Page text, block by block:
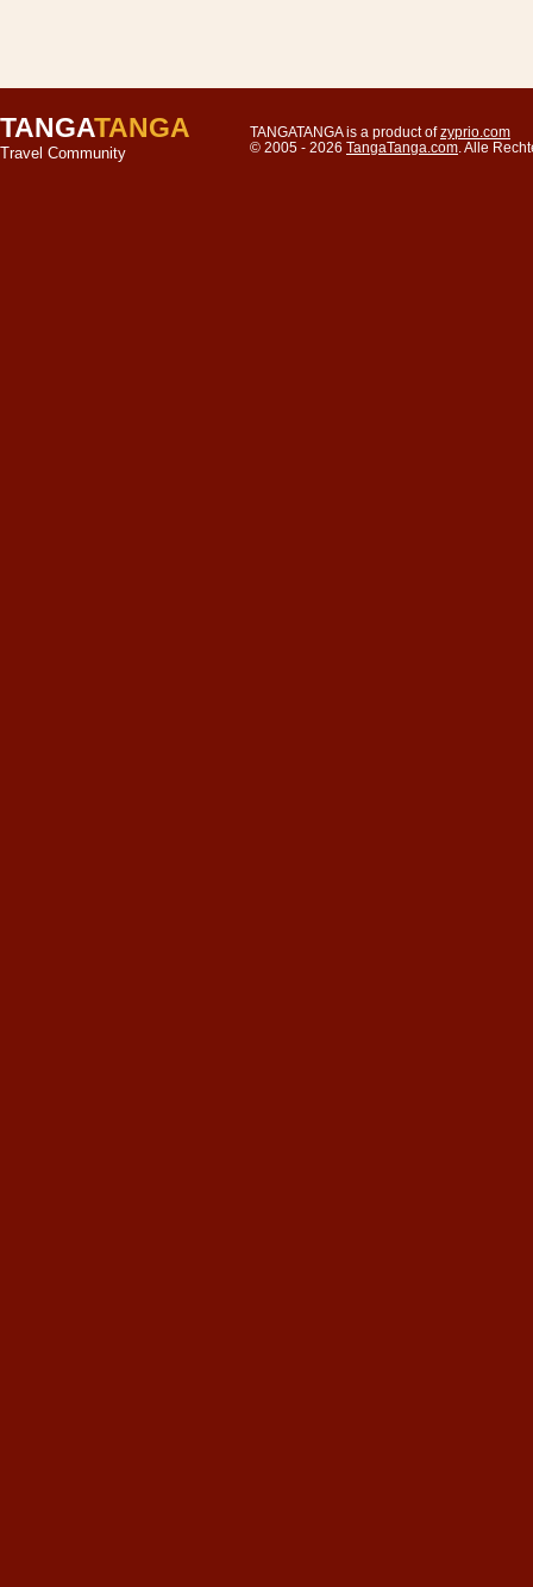
TANGATANGA
Travel Community
TANGATANGA is a product ofzyprio.com
© 2005 - 2026 TangaTanga.com . Alle